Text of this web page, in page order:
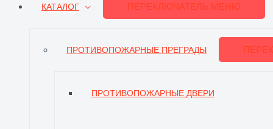
КАТАЛОГ ПЕРЕКЛЮЧАТЕЛЬ МЕНЮ
ПРОТИВОПОЖАРНЫЕ ПРЕГРАДЫ
ПРОТИВОПОЖАРНЫЕ ДВЕРИ